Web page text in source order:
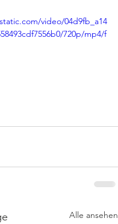
video/04d9fb_a14
720p/mp4/f
Alle ansehen